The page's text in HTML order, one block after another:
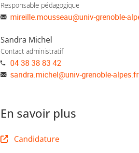
Responsable pédagogique
mireille.mousseau@univ-grenoble-
Sandra Michel
Contact administratif
04 38 38 83 42
sandra.michel@univ-grenoble-alpes.fr
En savoir plus
Candidature